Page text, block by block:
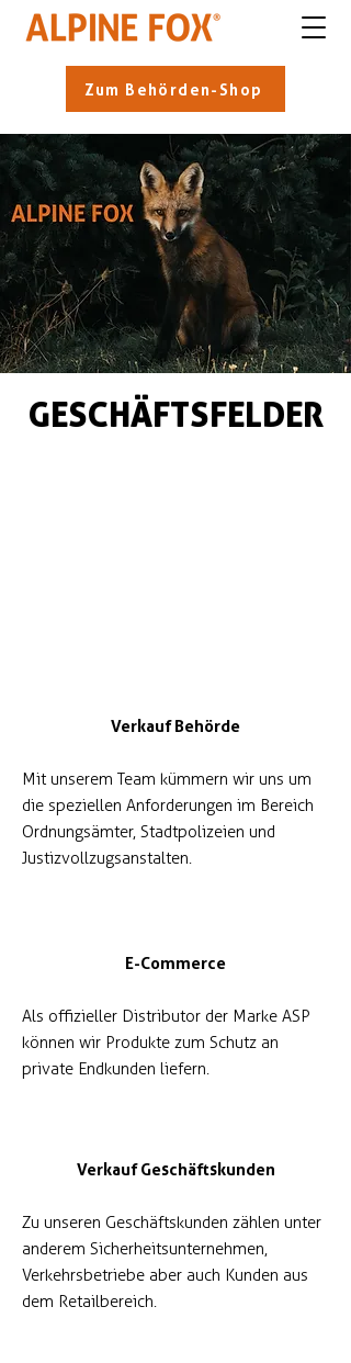
Zum Behörden-Shop
GESCHÄFTSFELDER
Verkauf Behörde
Mit unserem Team kümmern wir uns um
die speziellen Anforderungen im Bereich
Ordnungsämter, Stadtpolizeien und
Justizvollzugsanstalten.
E-Commerce
Als offizieller Distributor der Marke ASP
können wir Produkte zum Schutz an
private Endkunden liefern.
Verkauf Geschäftskunden
Zu unseren Geschäftskunden zählen unter
anderem Sicherheitsunternehmen,
Verkehrsbetriebe aber auch Kunden aus
dem Retailbereich.